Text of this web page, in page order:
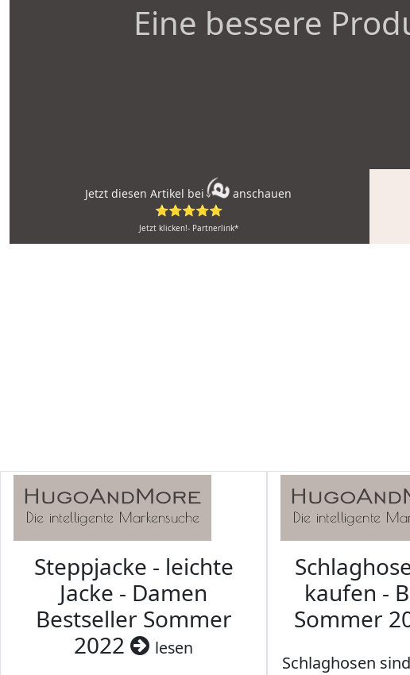
Eine bessere
Jetzt diesen Artikel bei
anschauen
⭐⭐⭐⭐⭐
Jetzt klicken!- Partnerlink*
Steppjacke - leichte
Jacke - Damen
Bestseller Sommer
2022
lesen
kaufen -
Sommer
Schlaghosen